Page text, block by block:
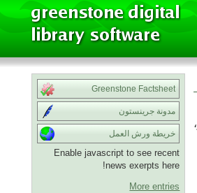
Greenstone Factsheet
مدونة جرينستون
خريطة ورش العمل
Enable javascript to see recent
news exerpts here!
More entries
،